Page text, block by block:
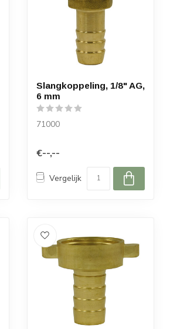
Slangkoppeling, 1/8" AG,
6 mm
71000
€--,--
Vergelijk